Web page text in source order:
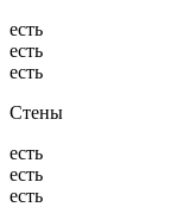
есть
есть
есть
Стены
есть
есть
есть